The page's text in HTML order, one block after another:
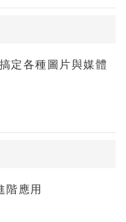
定各種圖片與媒體
階應用